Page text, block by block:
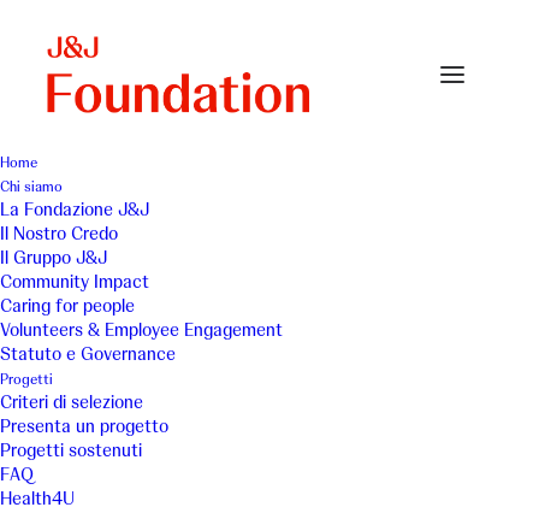
Home
Chi siamo
La Fondazione J&J
Il Nostro Credo
Il Gruppo J&J
Community Impact
Caring for people
Volunteers & Employee Engagement
Statuto e Governance
Progetti
Criteri di selezione
Presenta un progetto
Progetti sostenuti
FAQ
Health4U
Dermatologiche
Ricerca sulla dermatosi